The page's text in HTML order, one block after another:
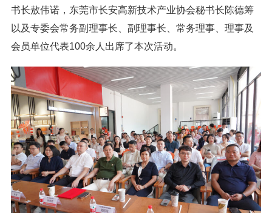
书长敖伟诺，东莞市长安高新技术产业协会秘书长陈德筹
以及专委会常务副理事长、副理事长、常务理事、理事及
会员单位代表100余人出席了本次活动。